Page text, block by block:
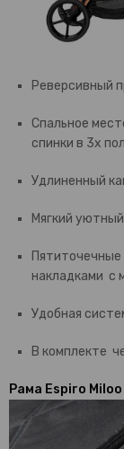
Реверсивный
Спальное
спинки в 3х
Удлиненный
Мягкий
Пятиточечные
накладками с
Удобная
В комплекте
Рама Espiro Miloo